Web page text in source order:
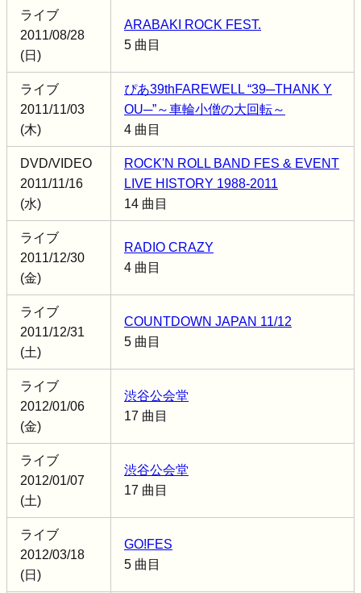
ライブ
2011/08/28
(日)
ARABAKI ROCK FEST.
5 曲目
ライブ
2011/11/03
(木)
ぴあ39thFAREWELL “39─THANK Y
OU─”～車輪小僧の大回転～
4 曲目
DVD/VIDEO
2011/11/16
(水)
ROCK'N ROLL BAND FES & EVENT
LIVE HISTORY 1988-2011
14 曲目
ライブ
2011/12/30
(金)
RADIO CRAZY
4 曲目
ライブ
2011/12/31
(土)
COUNTDOWN JAPAN 11/12
5 曲目
ライブ
2012/01/06
(金)
渋谷公会堂
17 曲目
ライブ
2012/01/07
(土)
渋谷公会堂
17 曲目
ライブ
2012/03/18
(日)
GO!FES
5 曲目